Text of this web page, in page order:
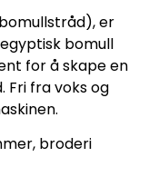
er
bomull
for å skape en
Fri fra voks og
broderi